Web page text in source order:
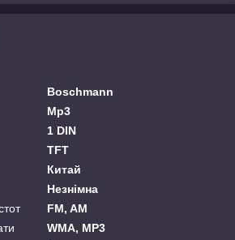
Boschmann
Mp3
1 DIN
TFT
Китай
Незнімна
FM, AM
WMA, MP3